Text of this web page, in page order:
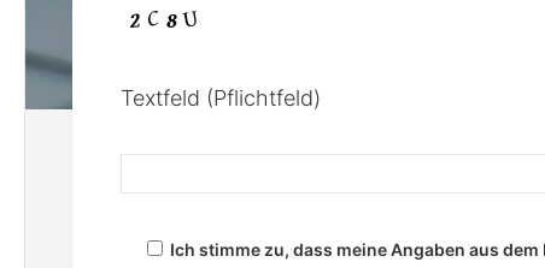
Textfeld (Pflichtfeld)
Ich stimme zu, dass meine Angaben aus